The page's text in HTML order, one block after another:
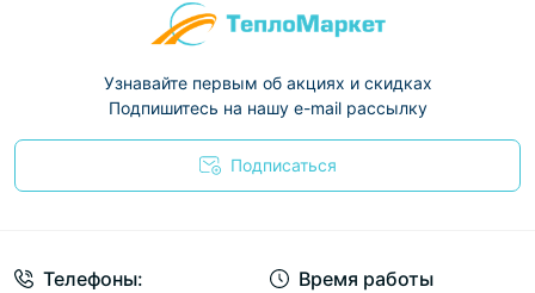
Узнавайте первым об акциях и скидках
Подпишитесь на нашу e-mail рассылку
Подписаться
Телефоны: Время работы